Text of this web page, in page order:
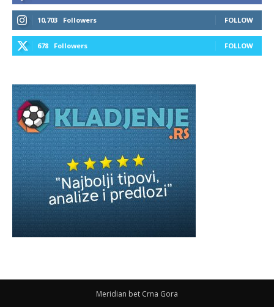
10,703 Followers FOLLOW
678 Followers FOLLOW
Meridian bet Crna Gora